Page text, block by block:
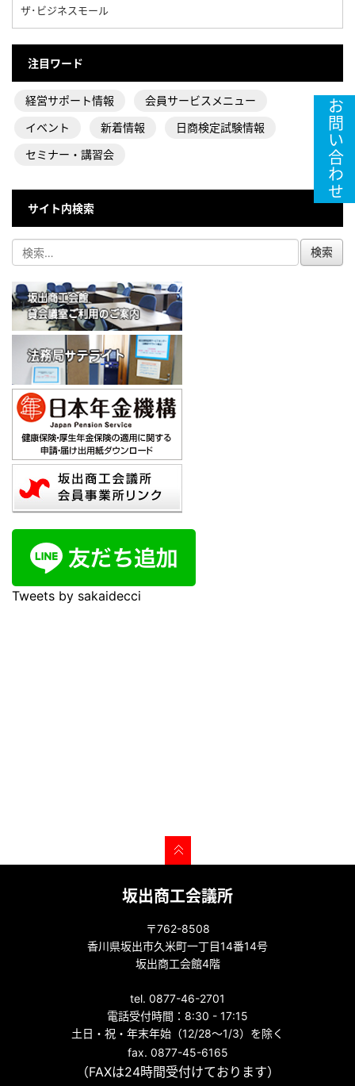
ザ･ビジネスモール
注目ワード
経営サポート情報
会員サービスメニュー
イベント
新着情報
日商検定試験情報
セミナー・講習会
サイト内検索
Tweets by sakaidecci
坂出商工会議所
〒762-8508
香川県坂出市久米町一丁目14番14号
坂出商工会館4階
tel. 0877-46-2701
電話受付時間：8:30 - 17:15
土日・祝・年末年始（12/28～1/3）を除く
fax. 0877-45-6165
（FAXは24時間受付けております）
お問い合わせ